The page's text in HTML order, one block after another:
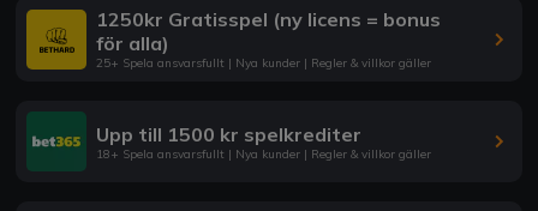
1250kr Gratisspel (ny licens = bonus
för alla)
25+ Spela ansvarsfullt | Nya kunder | Regler & villkor gäller
Upp till 1500 kr spelkrediter
18+ Spela ansvarsfullt | Nya kunder | Regler & villkor gäller